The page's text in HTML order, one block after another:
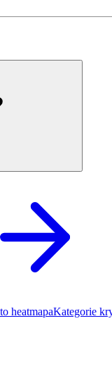
heatmapaKategorie